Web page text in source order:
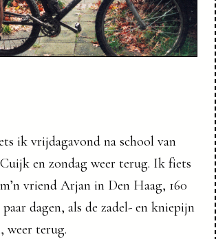
ik vrijdagavond na school van
en zondag weer terug. Ik fiets
vriend Arjan in Den Haag, 160
dagen, als de zadel- en kniepijn
weer terug.